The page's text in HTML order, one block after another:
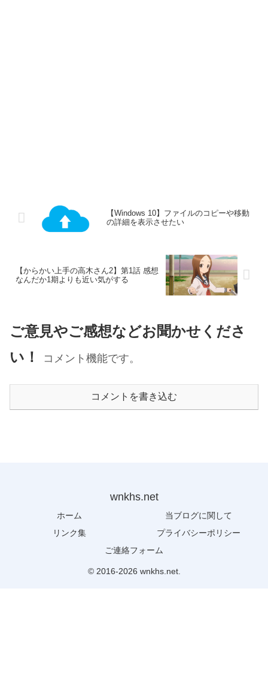
【Windows 10】ファイルのコピーや移動
の詳細を表示させたい
【からかい上手の高木さん2】第1話 感想
なんだか1期よりも近い気がする
ご意見やご感想などお聞かせくださ
い！
コメント機能です。
コメントを書き込む
wnkhs.net
ホーム
当ブログに関して
リンク集
プライバシーポリシー
ご連絡フォーム
© 2016-2026 wnkhs.net.